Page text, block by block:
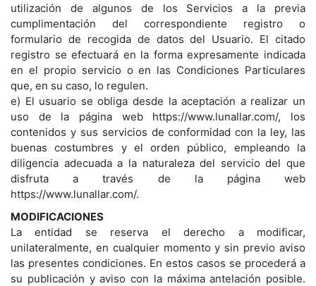
utilización de algunos de los Servicios a la previa
cumplimentación del correspondiente registro o
formulario de recogida de datos del Usuario. El citado
registro se efectuará en la forma expresamente indicada
en el propio servicio o en las Condiciones Particulares
que, en su caso, lo regulen.
e) El usuario se obliga desde la aceptación a realizar un
uso de la página web https://www.lunallar.com/, los
contenidos y sus servicios de conformidad con la ley, las
buenas costumbres y el orden público, empleando la
diligencia adecuada a la naturaleza del servicio del que
disfruta a través de la página web
https://www.lunallar.com/.
MODIFICACIONES
La entidad se reserva el derecho a modificar,
unilateralmente, en cualquier momento y sin previo aviso
las presentes condiciones. En estos casos se procederá a
su publicación y aviso con la máxima antelación posible.